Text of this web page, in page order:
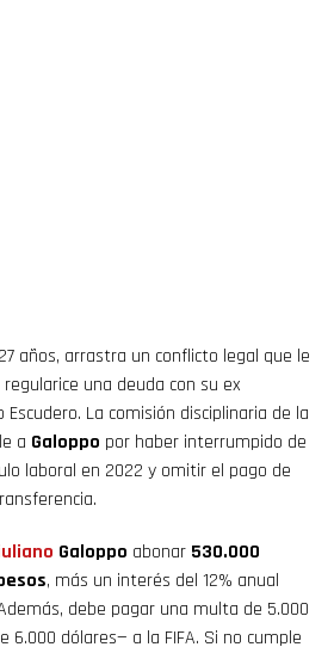
años, arrastra un conflicto legal que le
una deuda con su ex
La comisión disciplinaria de la
a Galoppo por haber interrumpido de
laboral en 2022 y omitir el pago de
Galoppo abonar 530.000
, más un interés del 12% anual
debe pagar una multa de 5.000
6.000 dólares— a la FIFA. Si no cumple